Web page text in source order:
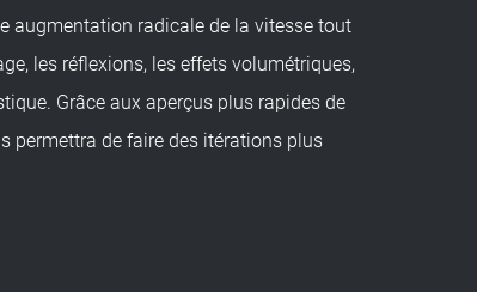
augmentation radicale de la vitesse tout
les réflexions, les effets volumétriques,
Grâce aux aperçus plus rapides de
permettra de faire des itérations plus